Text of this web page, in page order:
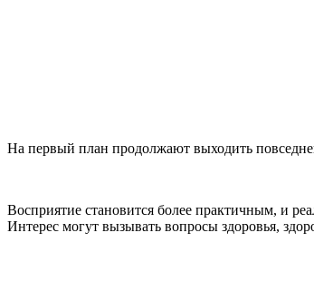
На первый план продолжают выходить
Восприятие становится более практичным, и
Интерес могут вызывать вопросы здоровья,